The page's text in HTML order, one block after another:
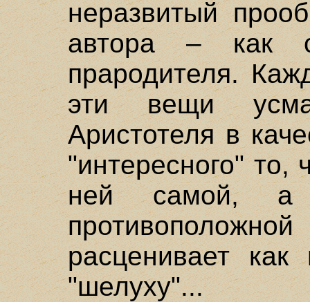
неразвитый
автора – как
прародителя.
эти вещи
Аристотеля в
"интересного" то,
ней самой,
расценивает как
"шелуху"...